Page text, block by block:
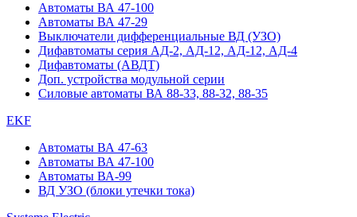
Автоматы ВА 47-100
Автоматы ВА 47-29
Выключатели дифференциальные ВД (УЗО)
Дифавтоматы серия АД-2, АД-12, АД-12, АД-4
Дифавтоматы (АВДТ)
Доп. устройства модульной серии
Силовые автоматы ВА 88-33, 88-32, 88-35
EKF
Автоматы ВА 47-63
Автоматы ВА 47-100
Автоматы ВА-99
ВД УЗО (блоки утечки тока)